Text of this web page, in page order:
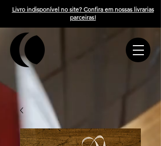
Livro indisponível no site? Confira em nossas livrarias
parceiras!